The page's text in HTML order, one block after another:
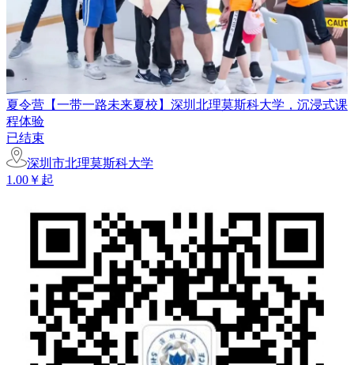
夏令营【一带一路未来夏校】深圳北理莫斯科大学，沉浸式课
程体验
已结束
深圳市北理莫斯科大学
1.00￥起